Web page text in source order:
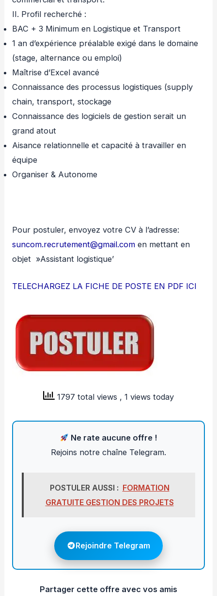
II. Profil recherché :
BAC + 3 Minimum en Logistique et Transport
1 an d’expérience préalable exigé dans le domaine
(stage, alternance ou emploi)
Maîtrise d’Excel avancé
Connaissance des processus logistiques (supply
chain, transport, stockage
Connaissance des logiciels de gestion serait un
grand atout
Aisance relationnelle et capacité à travailler en
équipe
Organiser & Autonome
Pour postuler, envoyez votre CV à l’adresse:
suncom.recrutement@gmail.com en mettant en
objet »Assistant logistique’
TELECHARGEZ LA FICHE DE POSTE EN PDF ICI
1797 total views , 1 views today
Ne rate aucune offre !
Rejoins notre chaîne Telegram.
POSTULER AUSSI : FORMATION
GRATUITE GESTION DES PROJETS
Rejoindre Telegram
Partager cette offre avec vos amis